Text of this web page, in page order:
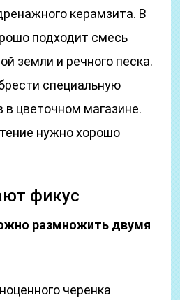
керамзита. В
подходит смесь
земли и речного песка.
специальную
цветочном магазине.
нужно хорошо
фикус
размножить двумя
черенка